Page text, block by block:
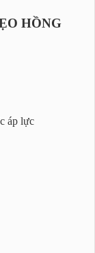
HỒNG
áp lực